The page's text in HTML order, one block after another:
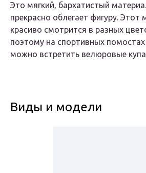
Это мягкий, бархатистый
прекрасно облегает фигуру. Этот
красиво смотрится в разных
поэтому на спортивных помостах
можно встретить велюровые
Виды и модели